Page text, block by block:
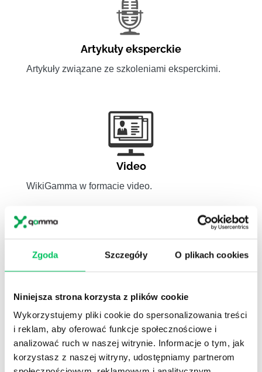
Zgoda Szczegóły O plikach cookies
Niniejsza strona korzysta z plików cookie
Wykorzystujemy pliki cookie do spersonalizowania treści
i reklam, aby oferować funkcje społecznościowe i
analizować ruch w naszej witrynie. Informacje o tym, jak
korzystasz z naszej witryny, udostępniamy partnerom
Artykuły eksperckie
Artykuły związane ze szkoleniami eksperckimi.
Video
WikiGamma w formacie video.
zawodów.